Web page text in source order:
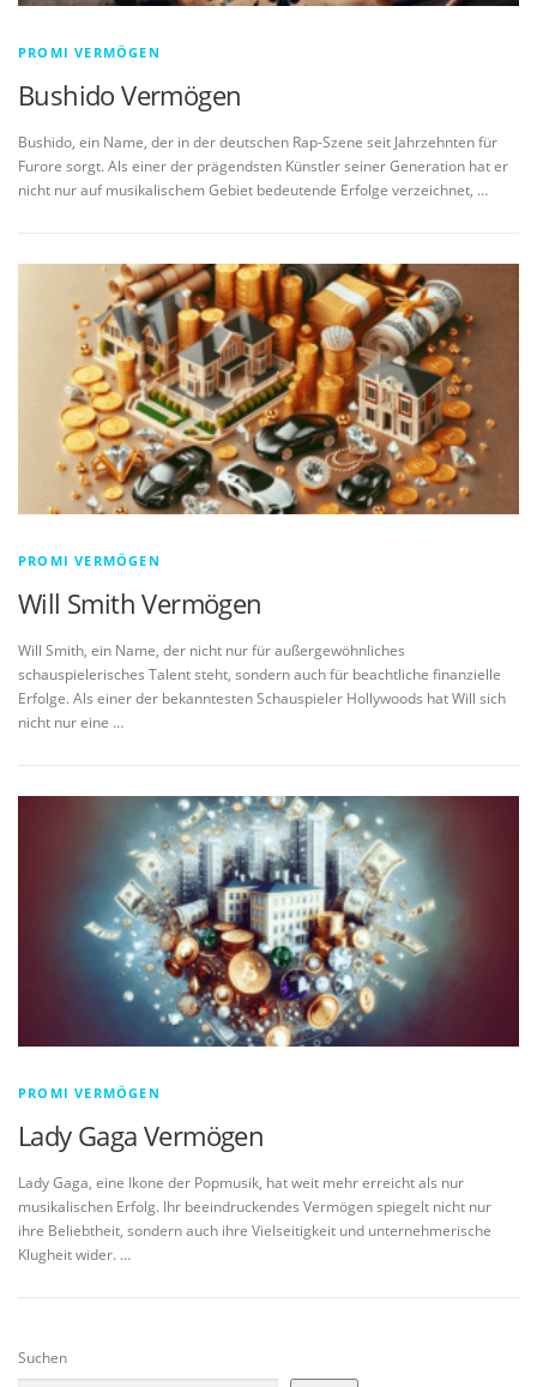
PROMI VERMÖGEN
Bushido Vermögen
Bushido, ein Name, der in der deutschen Rap-Szene seit Jahrzehnten für
Furore sorgt. Als einer der prägendsten Künstler seiner Generation hat er
nicht nur auf musikalischem Gebiet bedeutende Erfolge verzeichnet, …
PROMI VERMÖGEN
Will Smith Vermögen
Will Smith, ein Name, der nicht nur für außergewöhnliches
schauspielerisches Talent steht, sondern auch für beachtliche finanzielle
Erfolge. Als einer der bekanntesten Schauspieler Hollywoods hat Will sich
nicht nur eine …
PROMI VERMÖGEN
Lady Gaga Vermögen
Lady Gaga, eine Ikone der Popmusik, hat weit mehr erreicht als nur
musikalischen Erfolg. Ihr beeindruckendes Vermögen spiegelt nicht nur
ihre Beliebtheit, sondern auch ihre Vielseitigkeit und unternehmerische
Klugheit wider. …
Suchen